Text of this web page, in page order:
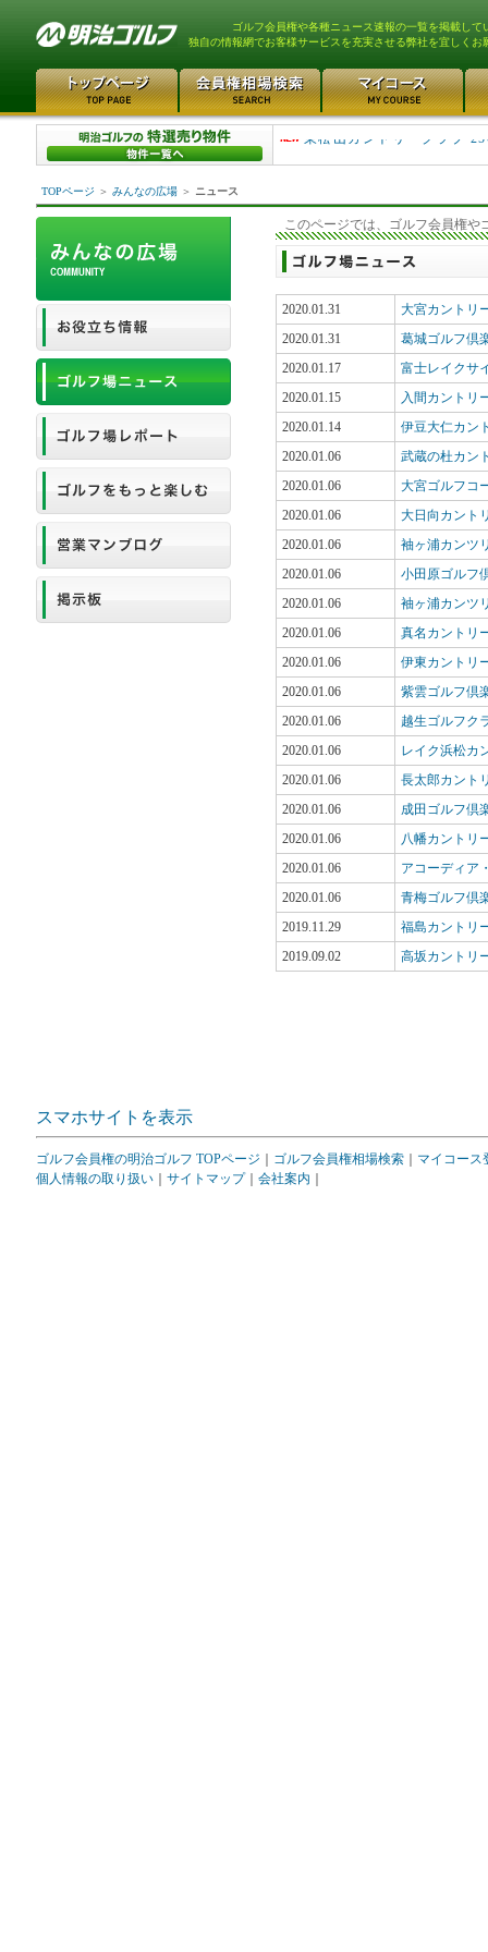
ゴルフ会員権や各種ニュース速報の一覧を掲載して
独自の情報網でお客様サービスを充実させる弊社を宜しくお
平塚富士見カントリーク
東松山カントリークラブ
TOPページ ＞ みんなの広場 ＞ ニュース
このページでは、ゴルフ会員権や
2020.01.31
大宮カントリ
2020.01.31
葛城ゴルフ倶
2020.01.17
富士レイクサ
2020.01.15
入間カントリ
2020.01.14
伊豆大仁カン
2020.01.06
武蔵の杜カン
2020.01.06
大宮ゴルフコ
2020.01.06
大日向カント
2020.01.06
袖ヶ浦カンツ
2020.01.06
小田原ゴルフ
2020.01.06
袖ヶ浦カンツ
2020.01.06
真名カントリ
2020.01.06
伊東カントリ
2020.01.06
紫雲ゴルフ倶
2020.01.06
越生ゴルフク
2020.01.06
レイク浜松カ
2020.01.06
長太郎カント
2020.01.06
成田ゴルフ倶
2020.01.06
八幡カントリ
2020.01.06
アコーディア
2020.01.06
青梅ゴルフ倶
2019.11.29
福島カントリ
2019.09.02
高坂カントリ
スマホサイトを表示
ゴルフ会員権の明治ゴルフ TOPページ ゴルフ会員権相場検索
マイコース
個人情報の取り扱い
サイトマップ｜ 会社案内